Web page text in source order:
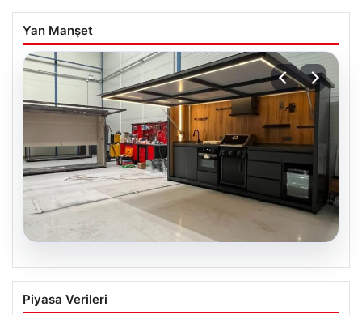
Yan Manşet
Bahçe Mutfakları ve Prestijli Yaşam
Mekanları
Piyasa Verileri